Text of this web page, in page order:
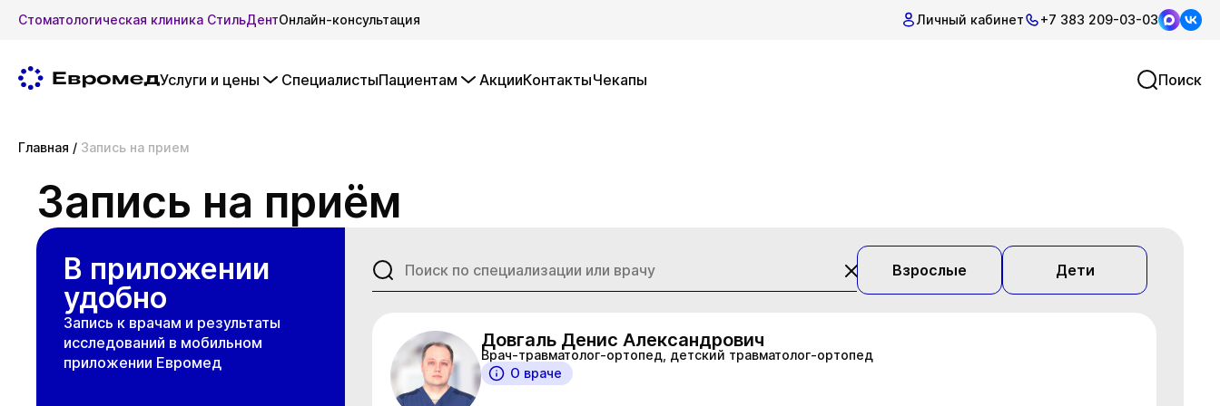
Стоматологическая клиника СтильДентОнлайн-консультация Личный кабинет +7 383 209-03-03
Услуги и цены СпециалистыПациентам АкцииКонтактыЧекапы Поиск
Главная / Запись на прием
Запись на приём
В приложении
удобно
Запись к врачам и результаты
исследований в мобильном
приложении Евромед
Взрослые Дети
Довгаль Денис Александрович
Врач-травматолог-ортопед, детский травматолог-ортопед
О враче